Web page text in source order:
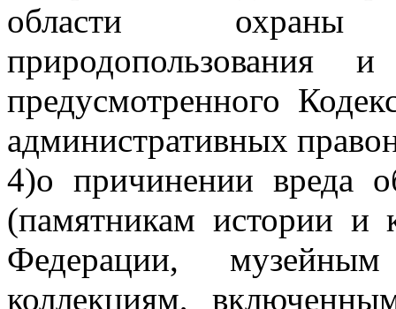
области
предусмотренного
административных
4)о причинении вреда
(памятникам истории и
Федерации,
коллекциям,